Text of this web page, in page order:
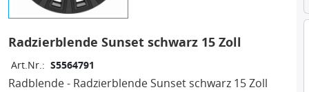
Radzierblende Sunset schwarz 15 Zoll
Art.Nr.: S5564791
Radblende - Radzierblende Sunset schwarz 15 Zoll